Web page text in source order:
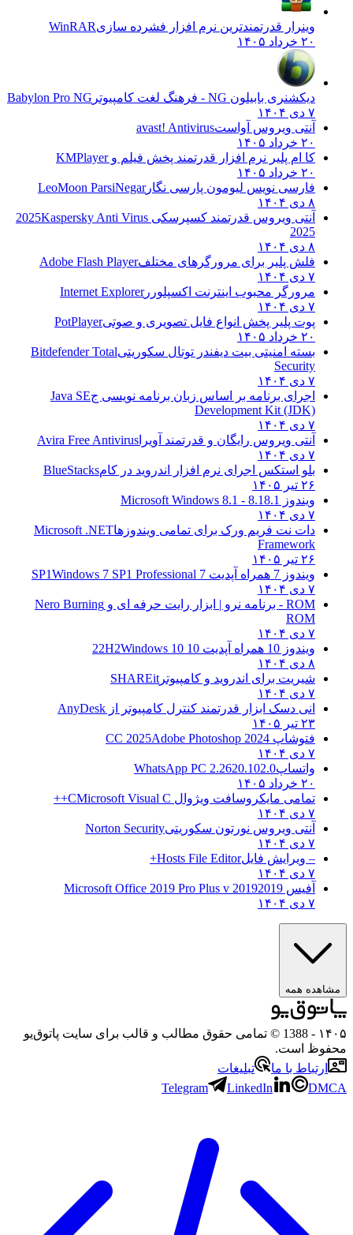
وینرار قدرتمندترین نرم افزار فشرده سازیWinRAR
دیکشنری بابیلون NG - فرهنگ لغت کامپیوتر
Babylon Pro NG
آنتی ویروس آواستavast! Antivirus
کا ام پلیر نرم افزار قدرتمند پخش فیلم وKMPlayer
فارسی نویس لیومون پارسی نگار LeoMoon ParsiNegar
آنتی ویروس قدرتمند کسپرسکی 2025Kaspersky Anti Virus
فلش پلیر برای مرورگرهای مختلفAdobe Flash Player
مرورگر محبوب اینترنت اکسپلوررInternet Explorer
پوت پلیر پخش انواع فایل تصویری و صوتیPotPlayer
بسته امنیتی بیت دیفندر توتال سکوریتیBitdefender Total
Security
اجرای برنامه بر اساس زبان برنامه نویسی جJava SE
Development Kit (JDK)
آنتی ویروس رایگان و قدرتمند آویراAvira Free Antivirus
بلو استکس اجرای نرم افزار اندروید در کامBlueStacks
ویندوز 8.18.1 - Microsoft Windows 8.1
دات نت فریم ورک برای تمامی ویندوزهاMicrosoft .NET
Framework
ویندوز 7 همراه آپدیت 7 SP1
Windows 7 SP1 Professional
ROM - برنامه نرو | ابزار رایت حرفه ای و
Nero Burning
ROM
ویندوز 10 همراه آپدیت 10 22H2
Windows 10
شیریت برای اندروید و کامپیوترSHAREit
انی دسک ابزار قدرتمند کنترل کامپیوتر ازAnyDesk
فتوشاپ CC 2025Adobe Photoshop 2024
واتساپWhatsApp PC 2.2620.102.0
تمامی مایکروسافت ویژوال CMicrosoft Visual C++
آنتی ویروس نورتون سکوریتیNorton Security
– ویرایش فایلHosts File Editor+
آفیس 20192019 Microsoft Office 2019 Pro Plus v
همه
- 1388 © تمامی حقوق مطالب و قالب برای سایت پاتوق‌یو
است.
با ما
تبلیغات
Telegram
LinkedIn